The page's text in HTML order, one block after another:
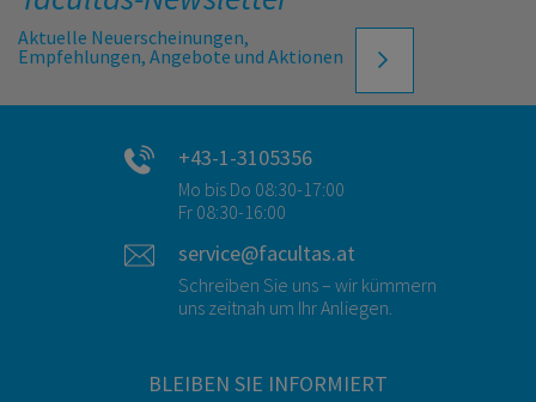
Aktuelle Neuerscheinungen,
Empfehlungen, Angebote und Aktionen
+43-1-3105356
Mo bis Do 08:30-17:00
Fr 08:30-16:00
service@facultas.at
Schreiben Sie uns – wir kümmern
uns zeitnah um Ihr Anliegen.
BLEIBEN SIE INFORMIERT